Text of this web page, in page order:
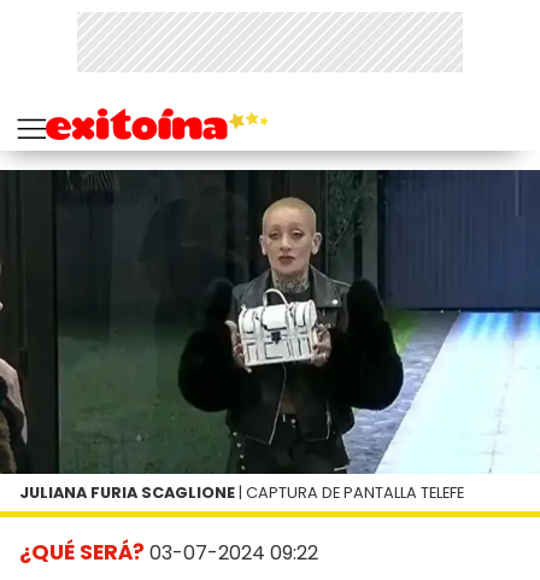
¿QUÉ SERÁ? 03-07-2024 09:22
JULIANA FURIA SCAGLIONE | CAPTURA DE PANTALLA TELEFE